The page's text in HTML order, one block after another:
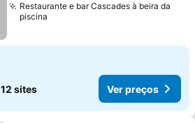
Restaurante e bar Cascades à beira da
piscina
12 sites Ver preços